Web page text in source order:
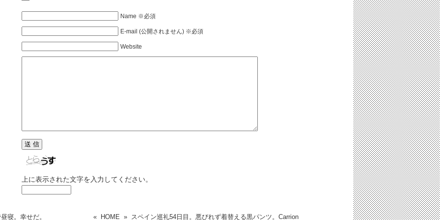
Name ※必須
E-mail (公開されません) ※必須
Website
上に表示された文字を入力してください。
寝。幸せだ。 « HOME » スペイン巡礼54日目。悪びれず着替える黒パンツ。Carrion